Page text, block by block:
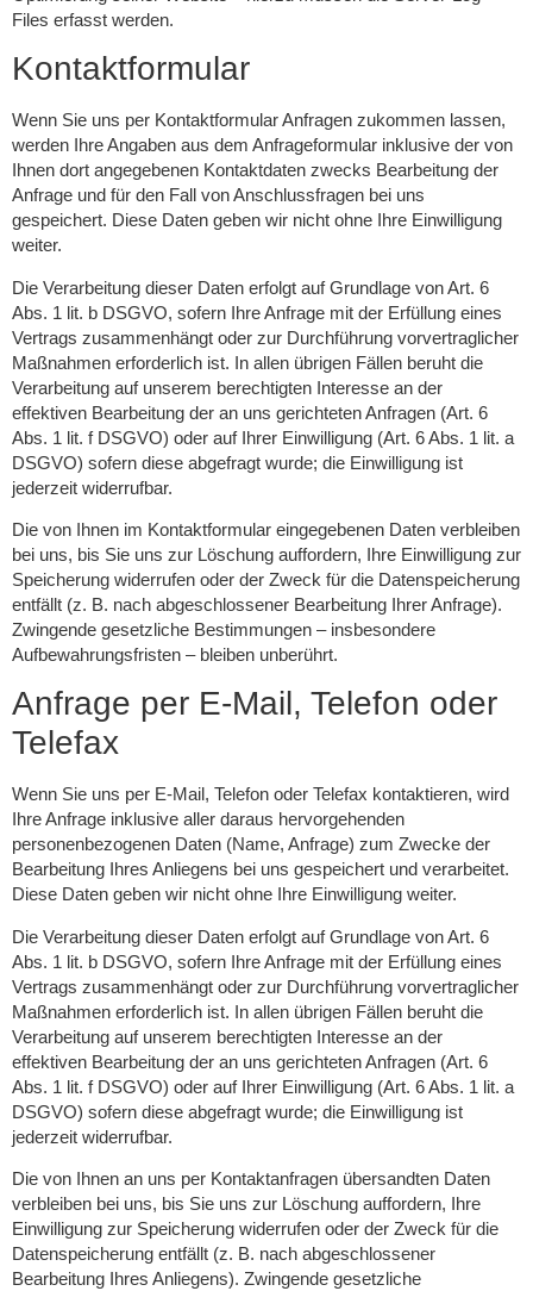
Files erfasst werden.
Kontaktformular
Wenn Sie uns per Kontaktformular Anfragen zukommen lassen,
werden Ihre Angaben aus dem Anfrageformular inklusive der von
Ihnen dort angegebenen Kontaktdaten zwecks Bearbeitung der
Anfrage und für den Fall von Anschlussfragen bei uns
gespeichert. Diese Daten geben wir nicht ohne Ihre Einwilligung
weiter.
Die Verarbeitung dieser Daten erfolgt auf Grundlage von Art. 6
Abs. 1 lit. b DSGVO, sofern Ihre Anfrage mit der Erfüllung eines
Vertrags zusammenhängt oder zur Durchführung vorvertraglicher
Maßnahmen erforderlich ist. In allen übrigen Fällen beruht die
Verarbeitung auf unserem berechtigten Interesse an der
effektiven Bearbeitung der an uns gerichteten Anfragen (Art. 6
Abs. 1 lit. f DSGVO) oder auf Ihrer Einwilligung (Art. 6 Abs. 1 lit. a
DSGVO) sofern diese abgefragt wurde; die Einwilligung ist
jederzeit widerrufbar.
Die von Ihnen im Kontaktformular eingegebenen Daten verbleiben
bei uns, bis Sie uns zur Löschung auffordern, Ihre Einwilligung zur
Speicherung widerrufen oder der Zweck für die Datenspeicherung
entfällt (z. B. nach abgeschlossener Bearbeitung Ihrer Anfrage).
Zwingende gesetzliche Bestimmungen – insbesondere
Aufbewahrungsfristen – bleiben unberührt.
Anfrage per E-Mail, Telefon oder
Telefax
Wenn Sie uns per E-Mail, Telefon oder Telefax kontaktieren, wird
Ihre Anfrage inklusive aller daraus hervorgehenden
personenbezogenen Daten (Name, Anfrage) zum Zwecke der
Bearbeitung Ihres Anliegens bei uns gespeichert und verarbeitet.
Diese Daten geben wir nicht ohne Ihre Einwilligung weiter.
Die Verarbeitung dieser Daten erfolgt auf Grundlage von Art. 6
Abs. 1 lit. b DSGVO, sofern Ihre Anfrage mit der Erfüllung eines
Vertrags zusammenhängt oder zur Durchführung vorvertraglicher
Maßnahmen erforderlich ist. In allen übrigen Fällen beruht die
Verarbeitung auf unserem berechtigten Interesse an der
effektiven Bearbeitung der an uns gerichteten Anfragen (Art. 6
Abs. 1 lit. f DSGVO) oder auf Ihrer Einwilligung (Art. 6 Abs. 1 lit. a
DSGVO) sofern diese abgefragt wurde; die Einwilligung ist
jederzeit widerrufbar.
Die von Ihnen an uns per Kontaktanfragen übersandten Daten
verbleiben bei uns, bis Sie uns zur Löschung auffordern, Ihre
Einwilligung zur Speicherung widerrufen oder der Zweck für die
Datenspeicherung entfällt (z. B. nach abgeschlossener
Bearbeitung Ihres Anliegens). Zwingende gesetzliche